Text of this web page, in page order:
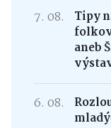
7. 08.
Tipy
aneb
6. 08.